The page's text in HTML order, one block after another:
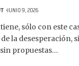
JUNIO 9, 2026
sólo con este
la desesperación,
propuestas…